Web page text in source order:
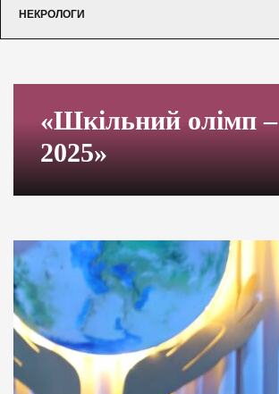
НЕКРОЛОГИ
«Шкільний олімп –
2025»